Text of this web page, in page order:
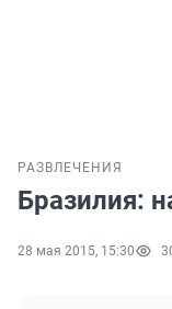
РАЗВЛЕЧЕНИЯ
Бразилия:
28 мая 2015, 15:30